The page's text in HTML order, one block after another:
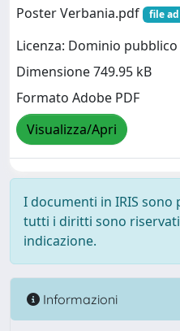
Poster Verbania.pdf
file
Licenza: Dominio pubblico
Dimensione 749.95 kB
Formato Adobe PDF
Visualizza/Apri
I documenti in IRIS
tutti i diritti sono
indicazione.
Informazioni